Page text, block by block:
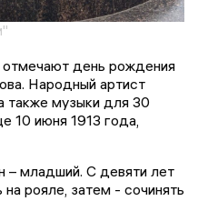
день рождения
Народный артист
также музыки для 30
10 июня 1913 года,
– младший. С девяти лет
на рояле, затем - сочинять